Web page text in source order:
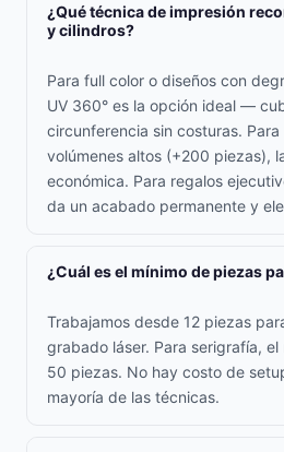
¿Qué técnica de impresión
y cilindros?
Para full color o diseños con
UV 360° es la opción ideal —
circunferencia sin costuras.
volúmenes altos (+200 piezas),
económica. Para regalos
da un acabado permanente y
¿Cuál es el mínimo de piezas
Trabajamos desde 12 piezas
grabado láser. Para serigrafía,
50 piezas. No hay costo de
mayoría de las técnicas.